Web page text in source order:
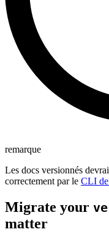
remarque
Les docs versionnés
correctement par le CLI
Migrate your
matter